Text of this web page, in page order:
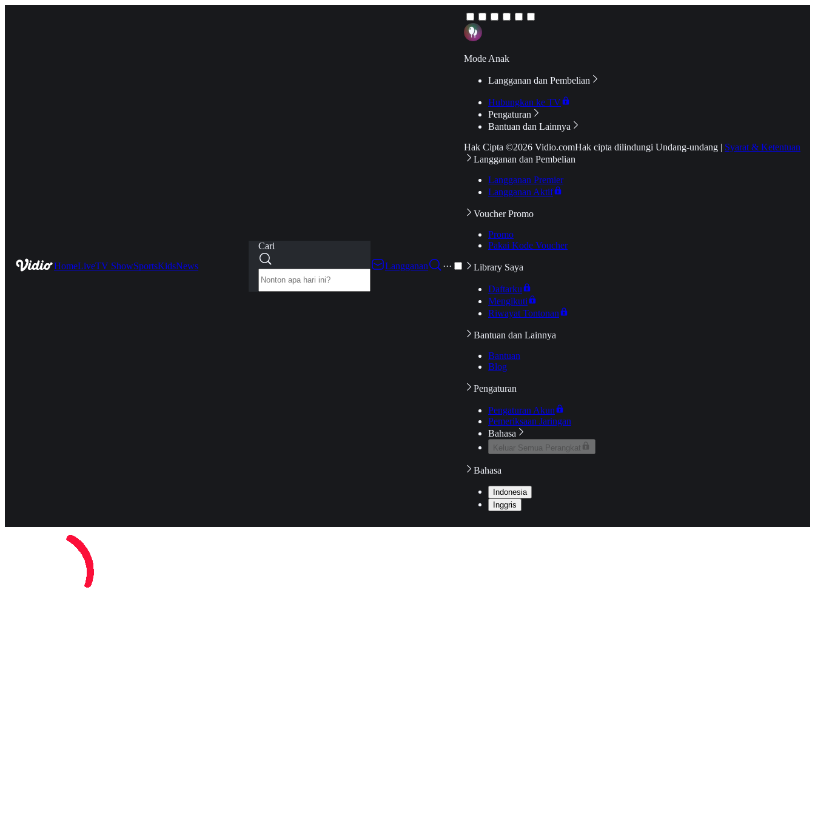
HomeLiveTV ShowSportsKidsNews
Cari
Langganan
···
Mode Anak
Langganan dan Pembelian
Hubungkan ke TV
Pengaturan
Bantuan dan Lainnya
Hak Cipta ©2026 Vidio.comHak cipta dilindungi Undang-undang | Syarat & Ketentuan
Langganan dan Pembelian
Langganan Premier
Langganan Aktif
Voucher Promo
Promo
Pakai Kode Voucher
Library Saya
Daftarku
Mengikuti
Riwayat Tontonan
Bantuan dan Lainnya
Bantuan
Blog
Pengaturan
Pengaturan Akun
Pemeriksaan Jaringan
Bahasa
Keluar Semua Perangkat
Bahasa
Indonesia
Inggris